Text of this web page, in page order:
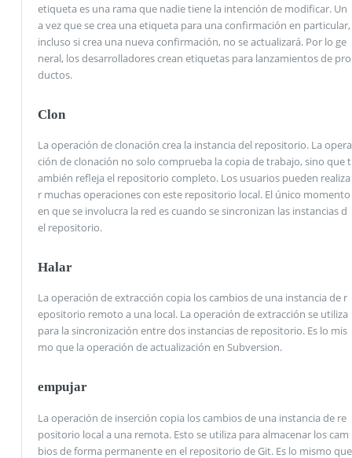
etiqueta es una rama que nadie tiene la intención de modificar. Un
a vez que se crea una etiqueta para una confirmación en particular,
incluso si crea una nueva confirmación, no se actualizará. Por lo ge
neral, los desarrolladores crean etiquetas para lanzamientos de pro
ductos.
Clon
La operación de clonación crea la instancia del repositorio. La opera
ción de clonación no solo comprueba la copia de trabajo, sino que t
ambién refleja el repositorio completo. Los usuarios pueden realiza
r muchas operaciones con este repositorio local. El único momento
en que se involucra la red es cuando se sincronizan las instancias d
el repositorio.
Halar
La operación de extracción copia los cambios de una instancia de r
epositorio remoto a una local. La operación de extracción se utiliza
para la sincronización entre dos instancias de repositorio. Es lo mis
mo que la operación de actualización en Subversion.
empujar
La operación de inserción copia los cambios de una instancia de re
positorio local a una remota. Esto se utiliza para almacenar los cam
bios de forma permanente en el repositorio de Git. Es lo mismo que